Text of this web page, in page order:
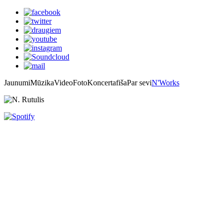
JaunumiMūzikaVideoFotoKoncertafišaPar seviN'Works